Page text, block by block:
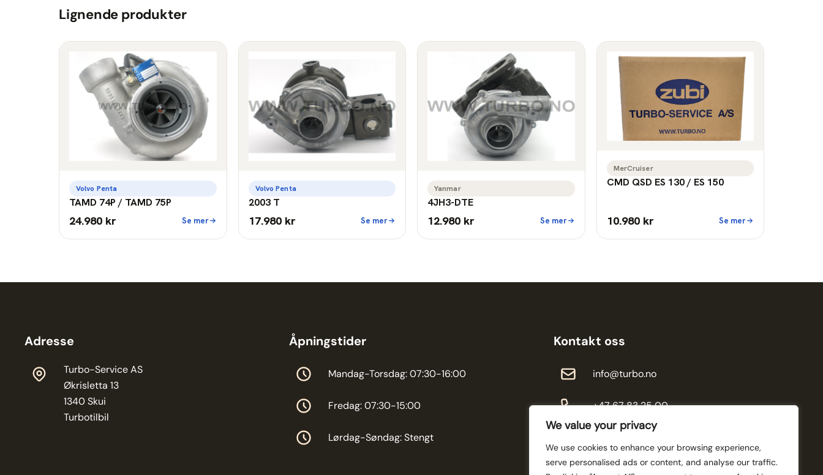
We value your privacy
We use cookies to enhance your browsing experience,
serve personalised ads or content, and analyse our traffic.
Lignende produkter
Volvo Penta
TAMD 74P / TAMD 75P
24.980 kr Se mer
Volvo Penta
2003 T
17.980 kr Se mer
Yanmar
4JH3-DTE
12.980 kr Se mer
MerCruiser
CMD QSD ES 130 / ES 150
10.980 kr Se mer
Adresse
Turbo-Service AS
Økrisletta 13
1340 Skui
Turbotilbil
Åpningstider
Mandag-Torsdag: 07:30-16:00
Fredag: 07:30-15:00
Lørdag-Søndag: Stengt
Kontakt oss
info@turbo.no
+47 67 83 25 00